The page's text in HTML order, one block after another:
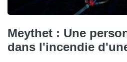
Meythet : Une
dans l'incendie